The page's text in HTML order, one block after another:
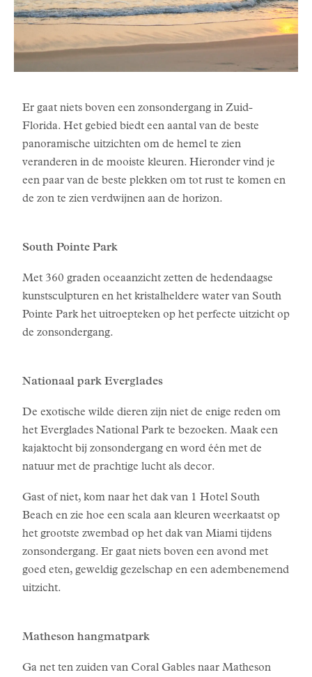
Er gaat niets boven een zonsondergang in Zuid-
Florida. Het gebied biedt een aantal van de beste
panoramische uitzichten om de hemel te zien
veranderen in de mooiste kleuren. Hieronder vind je
een paar van de beste plekken om tot rust te komen en
de zon te zien verdwijnen aan de horizon.
South Pointe Park
Met 360 graden oceaanzicht zetten de hedendaagse
kunstsculpturen en het kristalheldere water van South
Pointe Park het uitroepteken op het perfecte uitzicht op
de zonsondergang.
Nationaal park Everglades
De exotische wilde dieren zijn niet de enige reden om
het Everglades National Park te bezoeken. Maak een
kajaktocht bij zonsondergang en word één met de
natuur met de prachtige lucht als decor.
Gast of niet, kom naar het dak van 1 Hotel South
Beach en zie hoe een scala aan kleuren weerkaatst op
het grootste zwembad op het dak van Miami tijdens
zonsondergang. Er gaat niets boven een avond met
goed eten, geweldig gezelschap en een adembenemend
uitzicht.
Matheson hangmatpark
Ga net ten zuiden van Coral Gables naar Matheson